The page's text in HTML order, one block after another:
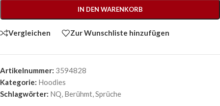
IN DEN WARENKORB
Vergleichen Zur Wunschliste hinzufügen
Artikelnummer: 3594828
Kategorie: Hoodies
Schlagwörter: NQ, Berühmt,Sprüche